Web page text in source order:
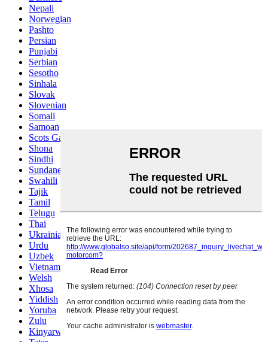
Nepali
Norwegian
Pashto
Persian
Punjabi
Serbian
Sesotho
Sinhala
Slovak
Slovenian
Somali
Samoan
Scots Gaelic
Shona
Sindhi
Sundanese
Swahili
Tajik
Tamil
Telugu
Thai
Ukrainian
Urdu
Uzbek
Vietnamese
Welsh
Xhosa
Yiddish
Yoruba
Zulu
Kinyarwanda